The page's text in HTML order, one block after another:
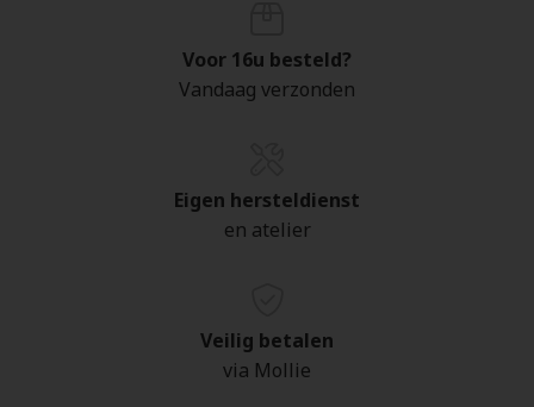
Voor 16u besteld?
Vandaag verzonden
Eigen hersteldienst
en atelier
Veilig betalen
via Mollie